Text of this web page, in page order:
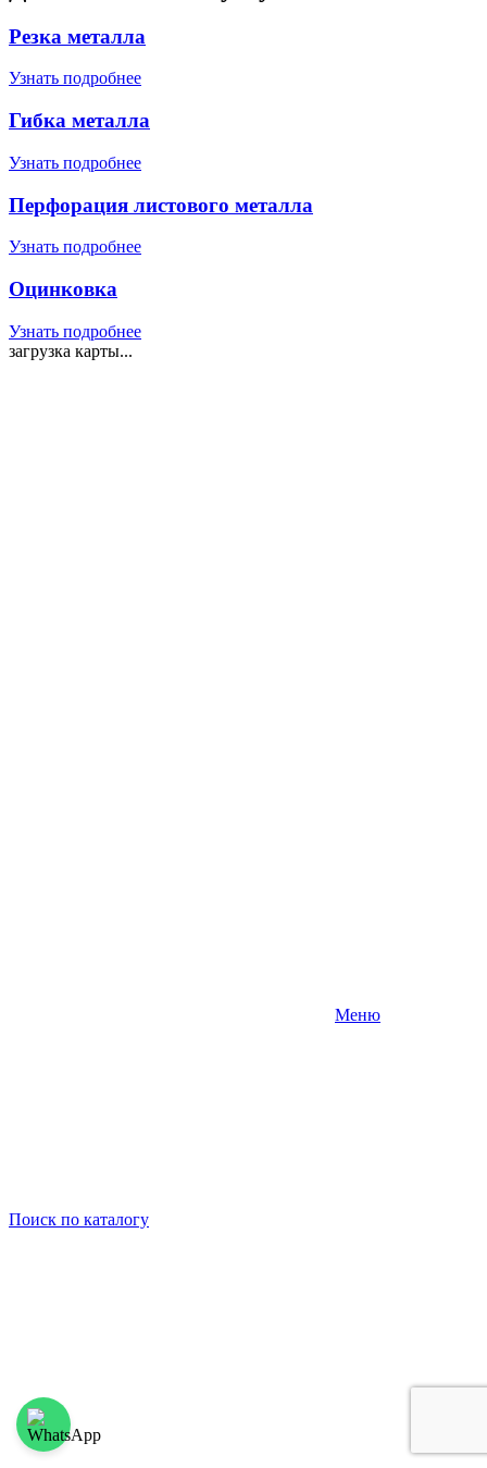
Резка металла
Узнать подробнее
Гибка металла
Узнать подробнее
Перфорация листового металла
Узнать подробнее
Оцинковка
Узнать подробнее
загрузка карты...
Меню
Поиск по каталогу